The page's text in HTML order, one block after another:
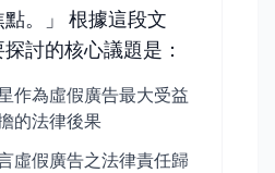
。」 根據這段文
討的核心議題是：
作為虛假廣告最大受益
的法律後果
虛假廣告之法律責任歸